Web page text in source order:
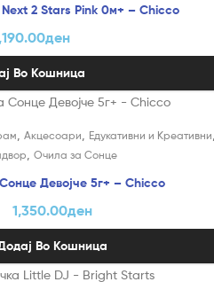
2 Stars Pink 0м+ – Chicco
ден
Во Кошница
Акцесоари Едукативни и Креативни
Очила за Сонце
Девојче 5г+ – Chicco
1,350.00ден
Во Кошница